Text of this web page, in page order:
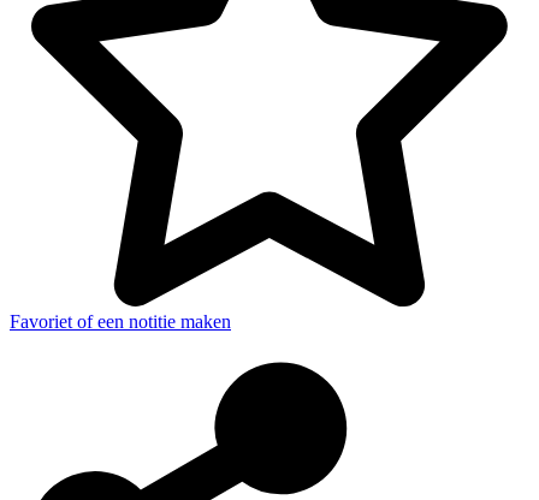
Favoriet of een notitie maken